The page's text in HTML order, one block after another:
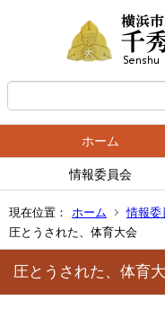
ホーム
情報委員会
現在位置： ホーム 情報委
圧とうされた、体育大会
圧とうされた、体育